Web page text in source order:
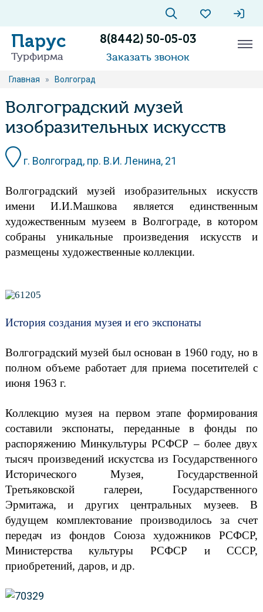
Парус
Турфирма
8(8442) 50-05-03
Заказать звонок
Главная » Волгоград
Волгоградский музей
изобразительных искусств
г. Волгоград, пр. В.И. Ленина, 21
Волгоградский музей изобразительных искусств
имени И.И.Машкова является единственным
художественным музеем в Волгограде, в котором
собраны уникальные произведения искусств и
размещены художественные коллекции.
История создания музея и его экспонаты
Волгоградский музей был основан в 1960 году, но в
полном объеме работает для приема посетителей с
июня 1963 г.
Коллекцию музея на первом этапе формирования
составили экспонаты, переданные в фонды по
распоряжению Минкультуры РСФСР – более двух
тысяч произведений искустсва из Государственного
Исторического Музея, Государственной
Третьяковской галереи, Государственного
Эрмитажа, и других центральных музеев. В
будущем комплектование производилось за счет
передач из фондов Союза художников РСФСР,
Министерства культуры РСФСР и СССР,
приобретений, даров, и др.